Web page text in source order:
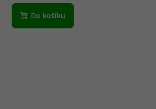
Do košíku